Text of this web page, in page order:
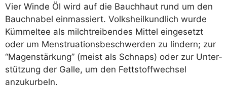
Vier Win­de Öl wird auf die Bauch­haut rund um den
Bauch­na­bel ein­mas­siert. Volks­heil­kund­lich wur­de
Küm­mel­tee als milch­trei­ben­des Mit­tel ein­ge­setzt
oder um Mens­trua­ti­ons­be­schwer­den zu lin­dern; zur
“Magen­stär­kung” (meist als Schnaps) oder zur Unter­
stüt­zung der Gal­le, um den Fett­stoff­wech­sel
anzukurbeln.